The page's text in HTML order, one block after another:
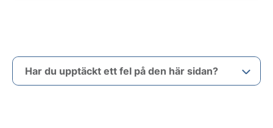
Har du upptäckt ett fel på den här sidan?